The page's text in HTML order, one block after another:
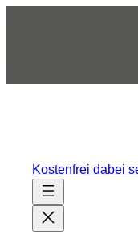
Kostenfrei dabei